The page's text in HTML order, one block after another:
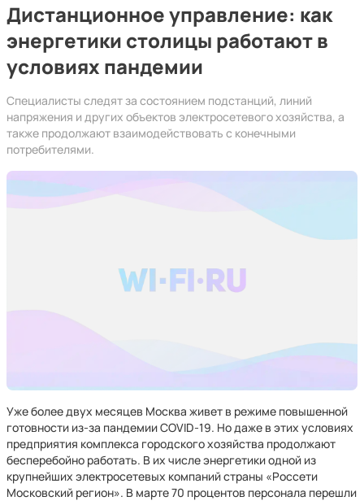
Дистанционное управление: как
энергетики столицы работают в
условиях пандемии
Специалисты следят за состоянием подстанций, линий
напряжения и других объектов электросетевого хозяйства, а
также продолжают взаимодействовать с конечными
потребителями.
Уже более двух месяцев Москва живет в режиме повышенной
готовности из-за пандемии COVID-19. Но даже в этих условиях
предприятия комплекса городского хозяйства продолжают
бесперебойно работать. В их числе энергетики одной из
крупнейших электросетевых компаний страны «Россети
Московский регион». В марте 70 процентов персонала перешли